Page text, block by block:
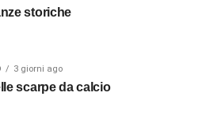
storiche
3 giorni ago
scarpe da calcio